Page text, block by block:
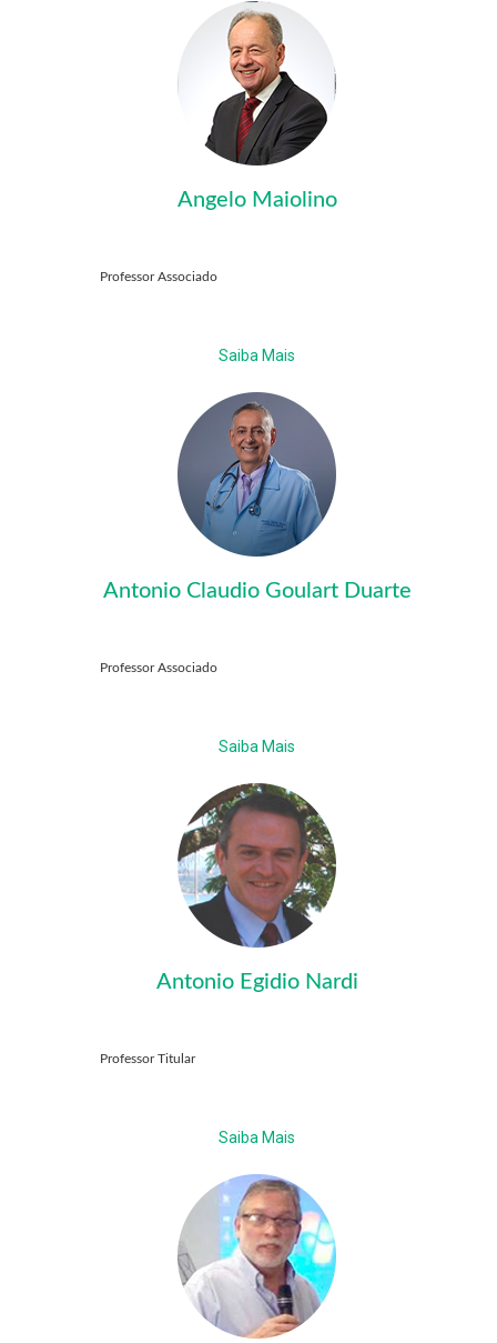
Angelo Maiolino
Professor Associado
Saiba Mais
Antonio Claudio Goulart Duarte
Professor Associado
Saiba Mais
Antonio Egidio Nardi
Professor Titular
Saiba Mais